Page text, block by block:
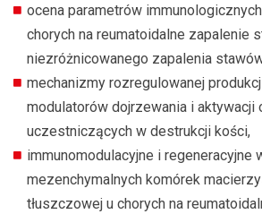
ocena parametrów
chorych na reumatoidalne zapalenie
niezróżnicowanego zapalenia
mechanizmy rozregulowanej
modulatorów dojrzewania i
uczestniczących w destrukcji kości,
immunomodulacyjne i regeneracyjne
mezenchymalnych komórek
tłuszczowej u chorych na